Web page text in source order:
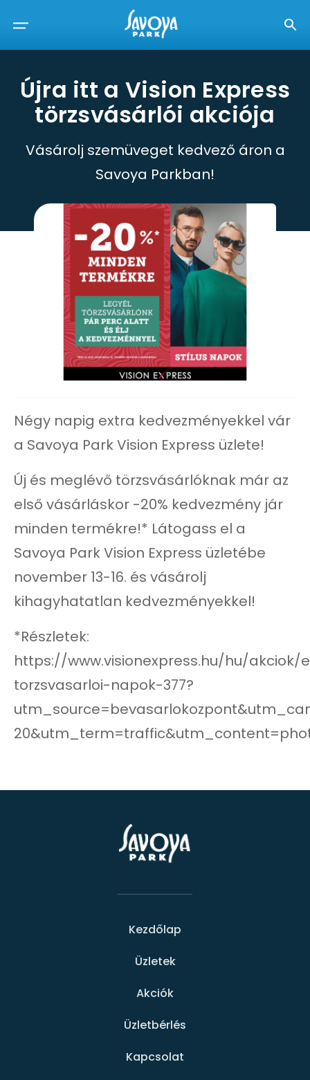
Újra itt a Vision Express
törzsvásárlói akciója
Vásárolj szemüveget kedvező áron a
Savoya Parkban!
Négy napig extra kedvezményekkel vár
a Savoya Park Vision Express üzlete!
Új és meglévő törzsvásárlóknak már az
első vásárláskor -20% kedvezmény jár
minden termékre!* Látogass el a
Savoya Park Vision Express üzletébe
november 13-16. és vásárolj
kihagyhatatlan kedvezményekkel!
*Részletek:
https://www.visionexpress.hu/hu/akciok/
torzsvasarloi-napok-377?
Kezdőlap
Üzletek
Akciók
Üzletbérlés
Kapcsolat